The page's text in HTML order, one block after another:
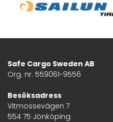
Safe Cargo Sweden AB
Org. nr. 559061-9556
Besöksadress
Vitmossevägen 7
554 75 Jönköping